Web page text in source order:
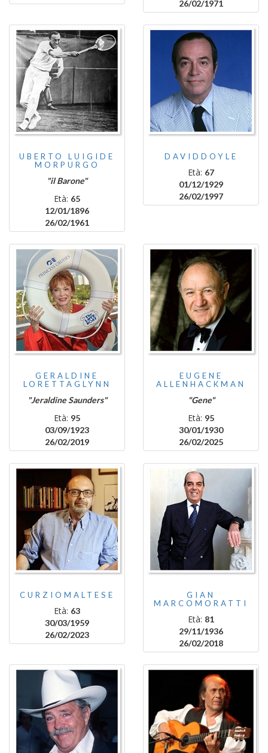
26/02/1971
UBERTO LUIGIDE
MORPURGO
"il Barone"
Età: 65
12/01/1896
26/02/1961
DAVIDDOYLE
Età: 67
01/12/1929
26/02/1997
GERALDINE
LORETTAGLYNN
"Jeraldine Saunders"
Età: 95
03/09/1923
26/02/2019
EUGENE
ALLENHACKMAN
"Gene"
Età: 95
30/01/1930
26/02/2025
CURZIOMALTESE
Età: 63
30/03/1959
26/02/2023
GIAN
MARCOMORATTI
Età: 81
29/11/1936
26/02/2018